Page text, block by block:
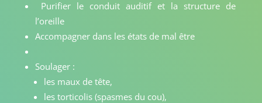
Purifier le conduit auditif et la structure de
l’oreille
Accompagner dans les états de mal être
Soulager :
les maux de tête,
les torticolis (spasmes du cou),